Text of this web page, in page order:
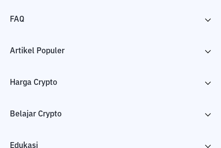
FAQ
Artikel Populer
Harga Crypto
Belajar Crypto
Edukasi